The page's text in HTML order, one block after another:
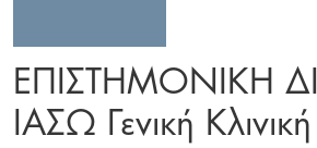
ΕΠΙΣΤΗΜΟΝΙΚΗ
ΙΑΣΩ Γενική Κλινική